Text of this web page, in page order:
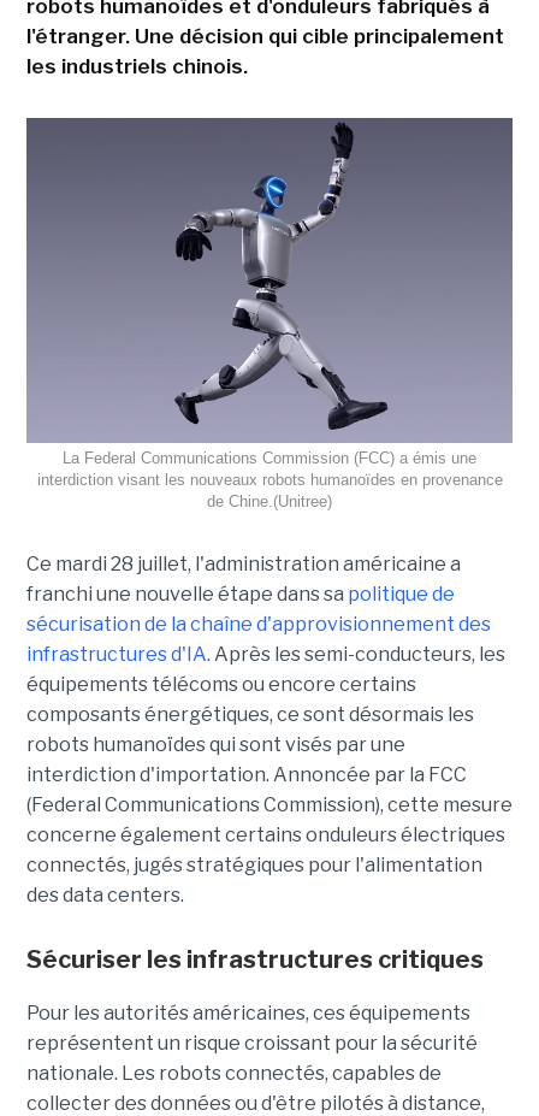
robots humanoïdes et d'onduleurs fabriqués à
l'étranger. Une décision qui cible principalement
les industriels chinois.
La Federal Communications Commission (FCC) a émis une
interdiction visant les nouveaux robots humanoïdes en provenance
de Chine.(Unitree)
Ce mardi 28 juillet, l'administration américaine a
franchi une nouvelle étape dans sa politique de
sécurisation de la chaîne d'approvisionnement des
infrastructures d'IA. Après les semi-conducteurs, les
équipements télécoms ou encore certains
composants énergétiques, ce sont désormais les
robots humanoïdes qui sont visés par une
interdiction d'importation. Annoncée par la FCC
(Federal Communications Commission), cette mesure
concerne également certains onduleurs électriques
connectés, jugés stratégiques pour l'alimentation
des data centers.
Sécuriser les infrastructures critiques
Pour les autorités américaines, ces équipements
représentent un risque croissant pour la sécurité
nationale. Les robots connectés, capables de
collecter des données ou d'être pilotés à distance,